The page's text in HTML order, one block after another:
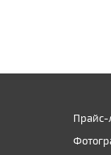
Прайс-